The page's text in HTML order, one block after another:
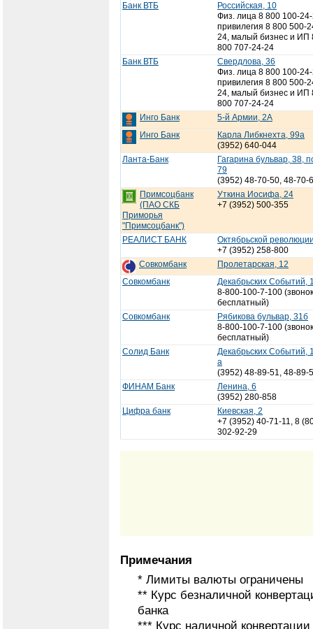
Банк ВТБ
Российская, 10
Физ. лица 8 800 100-
привилегия 8 800 500-
24, малый бизнес и ИП
800 707-24-24
Банк ВТБ
Свердлова, 36
Физ. лица 8 800 100-
привилегия 8 800 500-
24, малый бизнес и ИП
800 707-24-24
Инго Банк
5-й Армии, 2А
Инго Банк
Карла Либкнехта, 99а
(3952) 640-044
Ланта-Банк
Гагарина бульвар, 38,
79
(3952) 48-70-50, 48-70-
Примсоцбанк
(ПАО СКБ
Приморья
"Примсоцбанк")
Уткина Иосифа, 24
+7 (3952) 500-355
РЕАЛИСТ БАНК
Октябрьской
+7 (3952) 258-800
Совкомбанк
Пролетарская, 12
Совкомбанк
Декабрьских Событий,
8-800-100-7-100 (звонок
бесплатный)
Совкомбанк
Рябикова бульвар, 31б
8-800-100-7-100 (звонок
бесплатный)
Солид Банк
Декабрьских Событий,
а
(3952) 48-89-51, 48-89-
ФИНАМ Банк
Ленина, 6
(3952) 280-858
Цифра банк
Киевская, 2
+7 (3952) 40-71-11, 8
302-92-29
Примечания
* Лимиты валюты ограничены
** Курс безналичной
банка
*** Курс наличной